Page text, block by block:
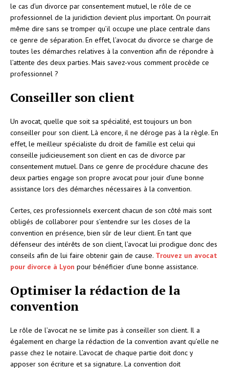
le cas d’un divorce par consentement mutuel, le rôle de ce
professionnel de la juridiction devient plus important. On pourrait
même dire sans se tromper qu’il occupe une place centrale dans
ce genre de séparation. En effet, l’avocat du divorce se charge de
toutes les démarches relatives à la convention afin de répondre à
l’attente des deux parties. Mais savez-vous comment procède ce
professionnel ?
Conseiller son client
Un avocat, quelle que soit sa spécialité, est toujours un bon
conseiller pour son client. Là encore, il ne déroge pas à la règle. En
effet, le meilleur spécialiste du droit de famille est celui qui
conseille judicieusement son client en cas de divorce par
consentement mutuel. Dans ce genre de procédure chacune des
deux parties engage son propre avocat pour jouir d’une bonne
assistance lors des démarches nécessaires à la convention.
Certes, ces professionnels exercent chacun de son côté mais sont
obligés de collaborer pour s’entendre sur les closes de la
convention en présence, bien sûr de leur client. En tant que
défenseur des intérêts de son client, l’avocat lui prodigue donc des
conseils afin de lui faire obtenir gain de cause. Trouvez un avocat
pour divorce à Lyon pour bénéficier d’une bonne assistance.
Optimiser la rédaction de la
convention
Le rôle de l’avocat ne se limite pas à conseiller son client. Il a
également en charge la rédaction de la convention avant qu’elle ne
passe chez le notaire. L’avocat de chaque partie doit donc y
apposer son écriture et sa signature. La convention doit